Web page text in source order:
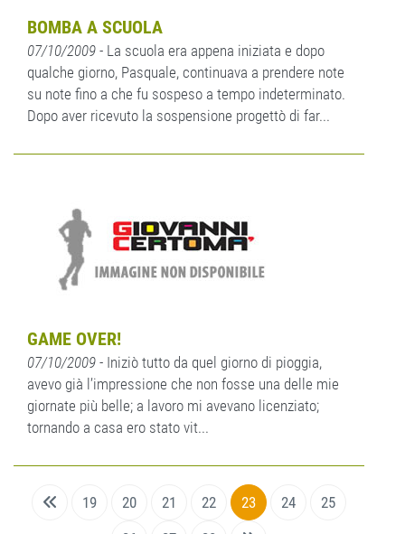
BOMBA A SCUOLA
07/10/2009 - La scuola era appena iniziata e dopo
qualche giorno, Pasquale, continuava a prendere note
su note fino a che fu sospeso a tempo indeterminato.
Dopo aver ricevuto la sospensione progettò di far...
GAME OVER!
07/10/2009 - Iniziò tutto da quel giorno di pioggia,
avevo già l’impressione che non fosse una delle mie
giornate più belle; a lavoro mi avevano licenziato;
tornando a casa ero stato vit...
19 20 21 22 23 24
25